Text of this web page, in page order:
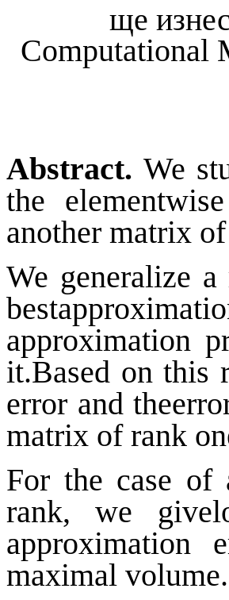
ще
Computational
Abstract. We
the
another matrix
We generalize
best
approximation
it.Based on this
error and the
matrix of rank
For the case of
rank, we give
approximation
maximal volume.